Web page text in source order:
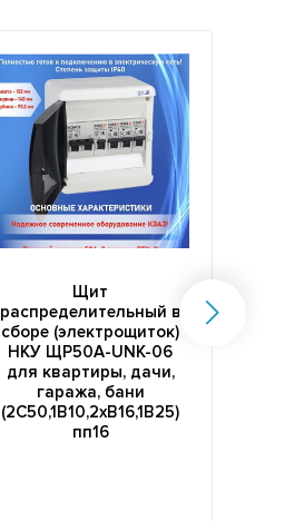
Щит
распределительный в
сборе (электрощиток)
НКУ ЩР50А-UNK-06
для квартиры, дачи,
гаража, бани
(2С50,1В10,2хВ16,1В25)
пп16